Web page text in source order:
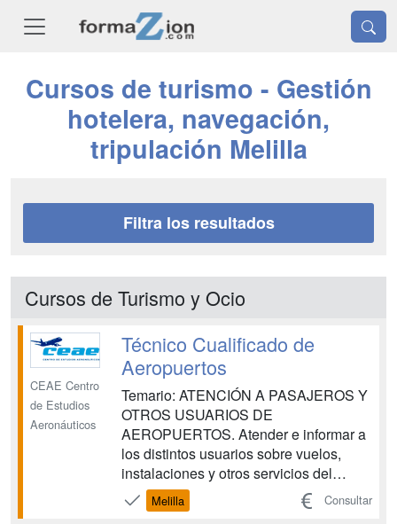
Cursos de turismo - Gestión
hotelera, navegación,
tripulación Melilla
Filtra los resultados
Cursos de Turismo y Ocio
CEAE Centro
de Estudios
Aeronáuticos
Técnico Cualificado de
Aeropuertos
Temario: ATENCIÓN A PASAJEROS Y
OTROS USUARIOS DE
AEROPUERTOS. Atender e informar a
los distintos usuarios sobre vuelos,
instalaciones y otros servicios del
aeropuerto, siguiendo los
procedimientos establecidos, aplicando
Melilla Consultar